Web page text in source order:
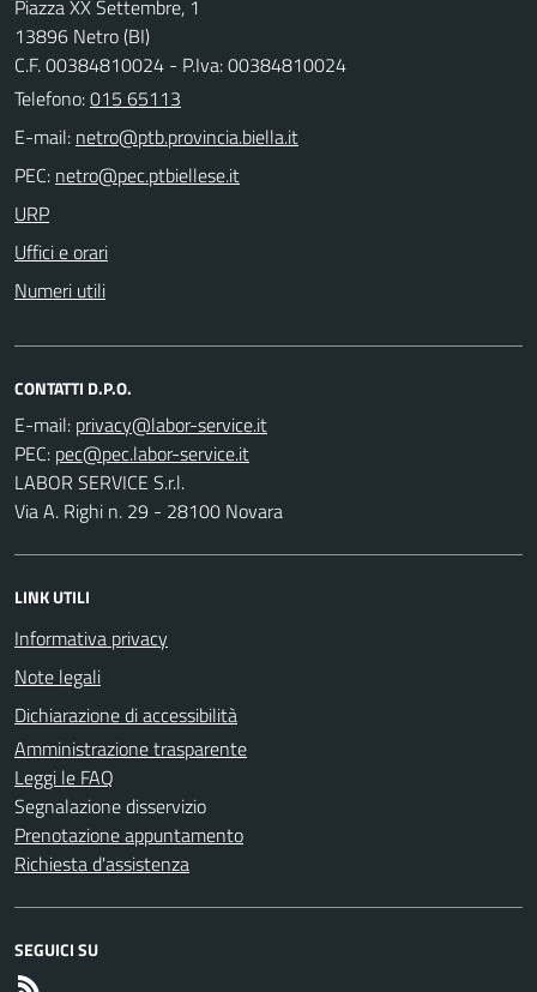
Piazza XX Settembre, 1
13896 Netro (BI)
C.F. 00384810024 - P.Iva: 00384810024
Telefono:015 65113
E-mail:
PEC:
URP
Uffici e orari
Numeri utili
CONTATTI D.P.O.
E-mail:
PEC:
LABOR SERVICE S.r.l.
Via A. Righi n. 29 - 28100 Novara
LINK UTILI
Informativa privacy
Note legali
Dichiarazione di accessibilità
Amministrazione trasparente
Leggi le FAQ
Segnalazione disservizio
Prenotazione appuntamento
Richiesta d'assistenza
SEGUICI SU